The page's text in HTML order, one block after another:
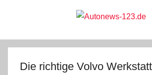
Autonews-
123.de
Die richtige Volvo